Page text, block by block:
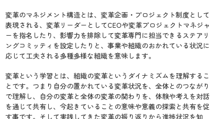
変革のマネジメント構造とは、変革企画・プロジェクト制度として
表現される、変革リーダーとしてCEOや変革プロジェクトマネジャ
ーを指名したり、影響力を排除して変革専門に担当できるステアリ
ングコミッティを設定したりと、事業や組織のおかれている状況に
応じて工夫される多種多様な組織を意味します。
変革という学習とは、組織の変革というダイナミズムを理解するこ
とです。つまり自分の置かれている変革状況を、全体とのつながり
で理解し、自分の変革と全体の変革の関わりを、体験や考えを対話
を通じて共有し、今起きていることの意味や意義の探索と共有を促
す事です。そして実践してきた変革の振り返りから進捗状況を知